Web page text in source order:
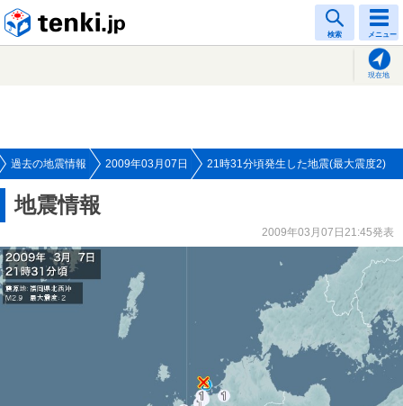
検索 メニュー
現在地
過去の地震情報 2009年03月07日 21時31分頃発生した地震(最大震度2)
地震情報
2009年03月07日21:45発表